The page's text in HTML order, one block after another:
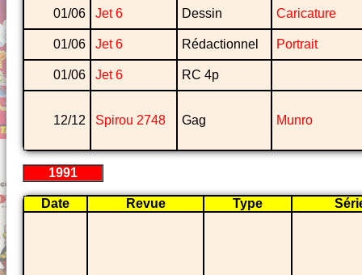
01/06 Jet 6 Dessin Caricature
01/06 Jet 6 Rédactionnel Portrait
01/06 Jet 6 RC 4p
12/12 Spirou 2748 Gag Munro
1991
Date Revue Type